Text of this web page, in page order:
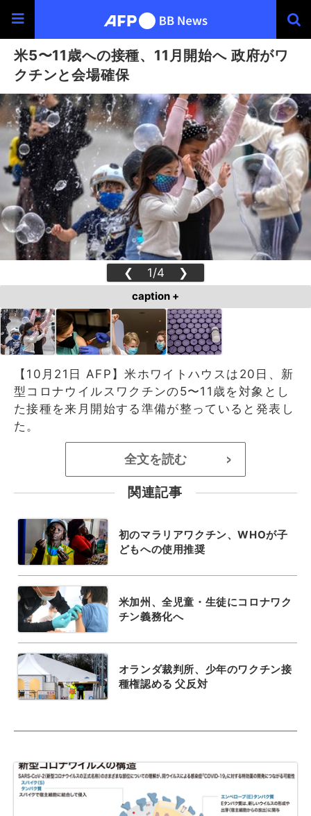
米5〜11歳への接種、11月開始へ 政府がワ
クチンと会場確保
❮ 1/4 ❯
caption +
【10月21日 AFP】米ホワイトハウスは20日、新
型コロナウイルスワクチンの5〜11歳を対象とし
た接種を来月開始する準備が整っていると発表し
た。
全文を読む >
関連記事
初のマラリアワクチン、WHOが子
どもへの使用推奨
米加州、全児童・生徒にコロナワク
チン義務化へ
オランダ裁判所、少年のワクチン接
種権認める 父反対